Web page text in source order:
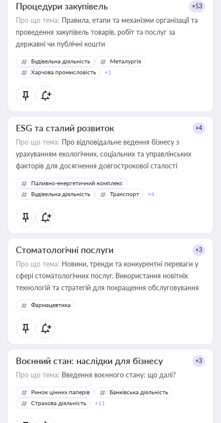
Процедури закупівель +53
Про що тема: Правила, етапи та механізми організації та
проведення закупівель товарів, робіт та послуг за
державні чи публічні кошти
Будівельна діяльність
Металургія
Харчова промисловість
+1
ESG та сталий розвиток +4
Про що тема: Про відповідальне ведення бізнесу з
урахуванням екологічних, соціальних та управлінських
факторів для досягнення довгострокової сталості
Паливно-енергетичний комплекс
Будівельна діяльність
Транспорт +4
Стоматологічні послуги +3
Про що тема: Новини, тренди та конкурентні переваги у
сфері стоматологічних послуг. Використання новітніх
технологій та стратегій для покращення обслуговування
Фармацевтика
Воєнний стан: наслідки для бізнесу +3
Про що тема: Введення воєнного стану: що далі?
Ринок цінних паперів
Банківська діяльність
Страхова діяльність
+11